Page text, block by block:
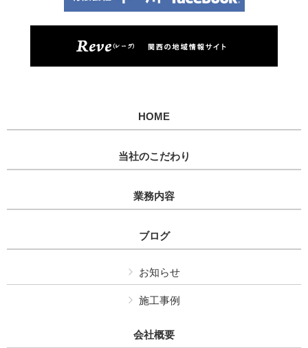
HOME
当社のこだわり
業務内容
ブログ
お知らせ
施工事例
会社概要